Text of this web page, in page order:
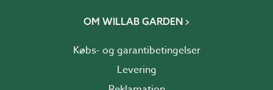
OM WILLAB GARDEN
Købs- og garantibetingelser
Levering